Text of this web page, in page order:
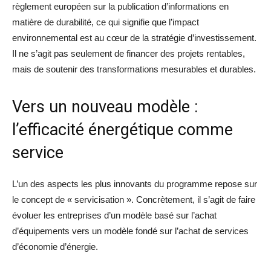
règlement européen sur la publication d’informations en
matière de durabilité, ce qui signifie que l’impact
environnemental est au cœur de la stratégie d’investissement.
Il ne s’agit pas seulement de financer des projets rentables,
mais de soutenir des transformations mesurables et durables.
Vers un nouveau modèle :
l’efficacité énergétique comme
service
L’un des aspects les plus innovants du programme repose sur
le concept de « servicisation ». Concrètement, il s’agit de faire
évoluer les entreprises d’un modèle basé sur l’achat
d’équipements vers un modèle fondé sur l’achat de services
d’économie d’énergie.